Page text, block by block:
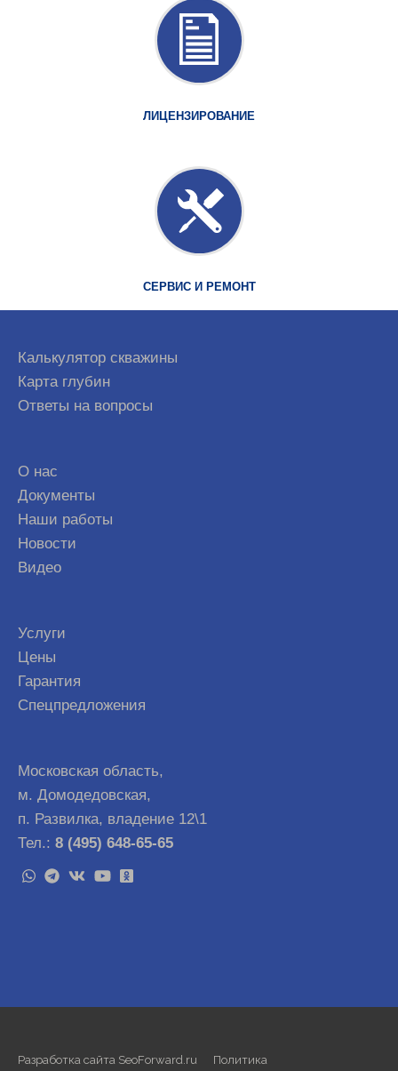
ЛИЦЕНЗИРОВАНИЕ
СЕРВИС И РЕМОНТ
Калькулятор скважины
Карта глубин
Ответы на вопросы
О нас
Документы
Наши работы
Новости
Видео
Услуги
Цены
Гарантия
Спецпредложения
Московская область,
м. Домодедовская,
п. Развилка, владение 12\1
Тел.: 8 (495) 648-65-65
Разработка сайта SeoForward.ru
Политика